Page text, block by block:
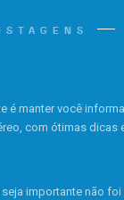
é manter você
com ótimas dicas
importante não